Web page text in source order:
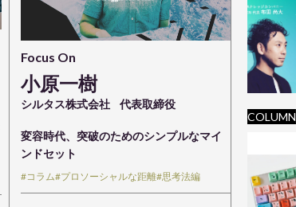
Focus On
小原一樹
シルタス株式会社代表取締役
変容時代、突破のためのシンプルなマイ
ンドセット
#コラム#プロソーシャルな距離#思考法編
COLUMN